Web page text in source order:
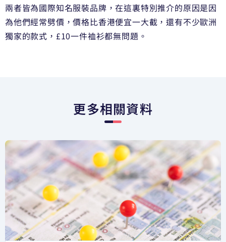
兩者皆為國際知名服裝品牌，在這裏特別推介的原因是因
為他們經常劈價，價格比香港便宜一大截，還有不少歐洲
獨家的款式，£10一件裇衫都無問題。
更多相關資料